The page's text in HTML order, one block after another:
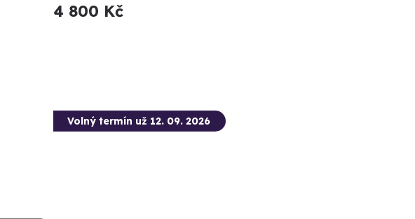
4 800 Kč
Volný termín už 12. 09. 2026